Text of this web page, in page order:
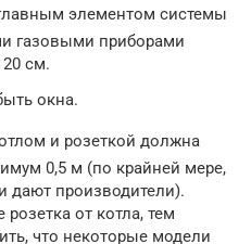
элементом системы
газовыми приборами
см.
окна.
и розеткой должна
0,5 м (по крайней мере,
дают производители).
от котла, тем
что некоторые модели